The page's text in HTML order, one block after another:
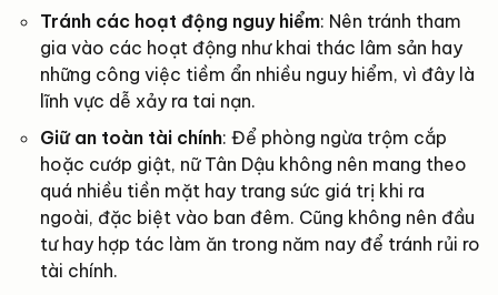
Tránh các hoạt động nguy hiểm: Nên tránh tham
gia vào các hoạt động như khai thác lâm sản hay
những công việc tiềm ẩn nhiều nguy hiểm, vì đây là
lĩnh vực dễ xảy ra tai nạn.
Giữ an toàn tài chính: Để phòng ngừa trộm cắp
hoặc cướp giật, nữ Tân Dậu không nên mang theo
quá nhiều tiền mặt hay trang sức giá trị khi ra
ngoài, đặc biệt vào ban đêm. Cũng không nên đầu
tư hay hợp tác làm ăn trong năm nay để tránh rủi ro
tài chính.